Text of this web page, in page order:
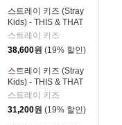
스트레이 키즈 (Stray
Kids) - THIS & THAT
[2종 SET]
스트레이 키즈
38,600원 (19% 할인)
스트레이 키즈 (Stray
Kids) - THIS & THAT
[TRUCK VER.]
스트레이 키즈
31,200원 (19% 할인)